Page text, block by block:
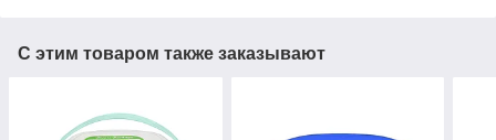
С этим товаром также заказывают